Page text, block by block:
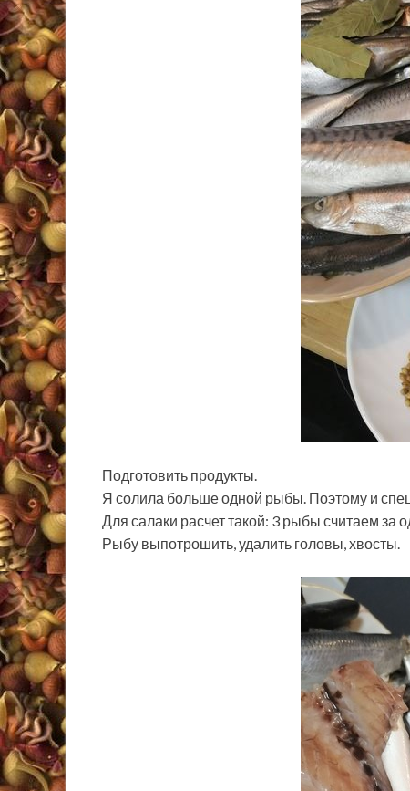
Подготовить продукты.
Я солила больше одной рыбы. Поэтому и
Для салаки расчет такой: 3 рыбы считаем за
Рыбу выпотрошить, удалить головы, хвосты.